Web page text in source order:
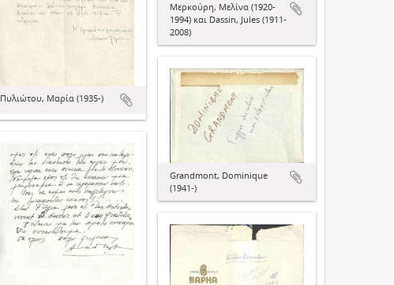
Μερκούρη, Μελίνα (1920-
1994) και Dassin, Jules (1911-
2008)
Πυλιώτου, Μαρία (1935-)
Grandmont, Dominique
(1941-)